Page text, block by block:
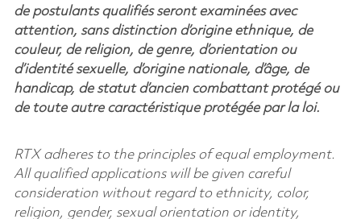
de postulants qualifiés seront examinées avec
attention, sans distinction d’origine ethnique, de
couleur, de religion, de genre, d’orientation ou
d’identité sexuelle, d’origine nationale, d’âge, de
handicap, de statut d’ancien combattant protégé ou
de toute autre caractéristique protégée par la loi.
RTX adheres to the principles of equal employment.
All qualified applications will be given careful
consideration without regard to ethnicity, color,
religion, gender, sexual orientation or identity,